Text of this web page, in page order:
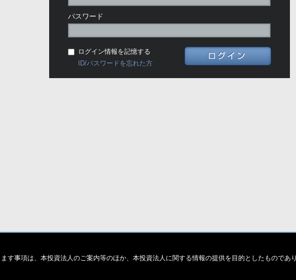
パスワード
ログイン情報を記憶する
ID/パスワードを忘れた方
す事項は、本投資法人のご案内等のほか、本投資法人に関する情報の提供を目的としたものであ